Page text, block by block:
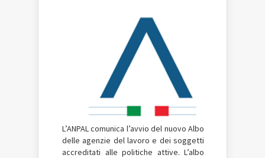
L’ANPAL comunica l’avvio del nuovo Albo
delle agenzie del lavoro e dei soggetti
accreditati alle politiche attive. L’albo